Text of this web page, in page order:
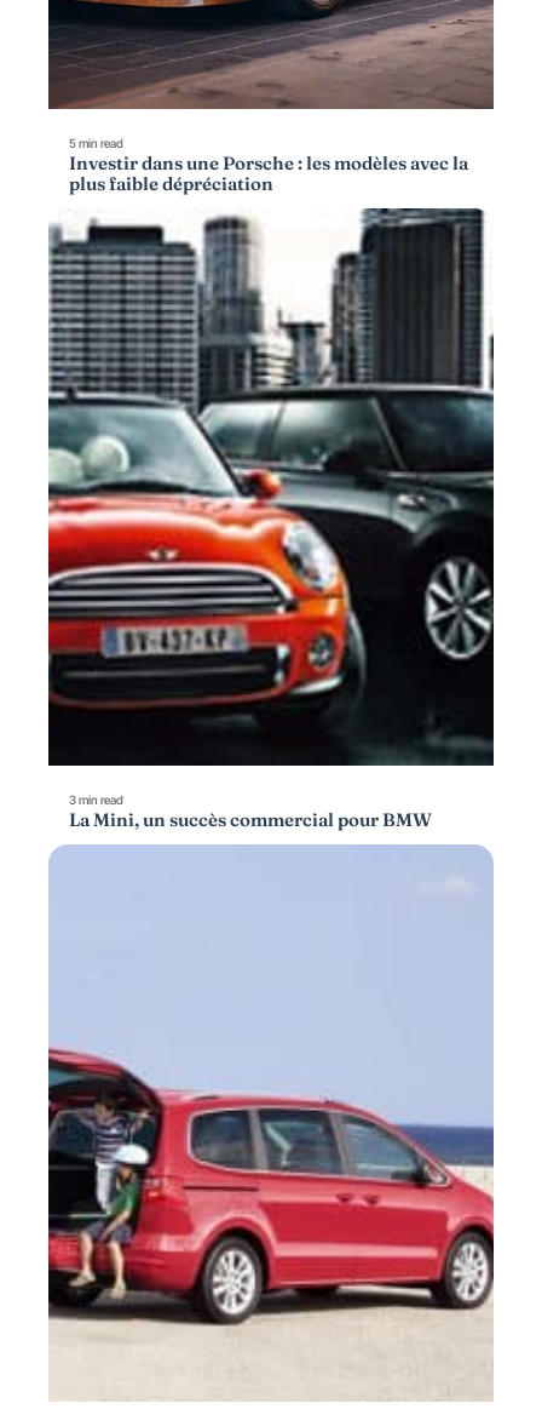
5 min read
Investir dans une Porsche : les modèles avec la
plus faible dépréciation
3 min read
La Mini, un succès commercial pour BMW